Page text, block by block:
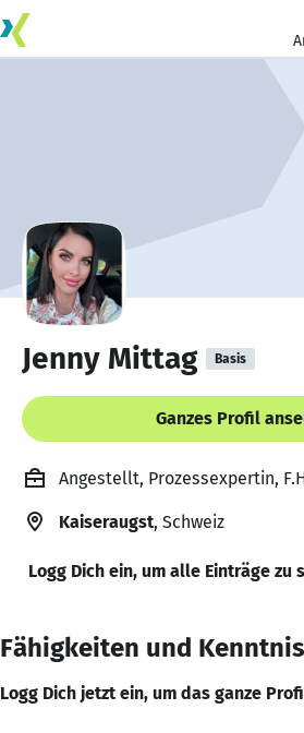
Jenny Mittag Basis
Ganzes Profil
Angestellt, Prozessexpertin,
Kaiseraugst, Schweiz
Logg Dich ein, um alle Einträge zu
Fähigkeiten und
Logg Dich jetzt ein, um das ganze